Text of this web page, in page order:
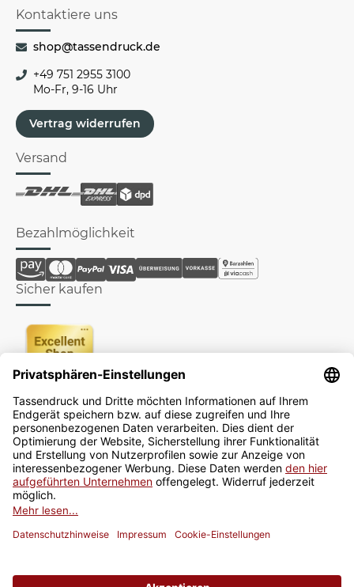
Kontaktiere uns
shop@tassendruck.de
+49 751 2955 3100
Mo-Fr, 9-16 Uhr
Vertrag widerrufen
Versand
Bezahlmöglichkeit
Sicher kaufen
Newsletter